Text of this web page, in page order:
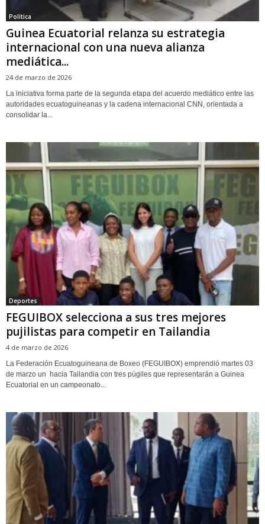
Política
Guinea Ecuatorial relanza su estrategia
internacional con una nueva alianza
mediática...
24 de marzo de 2026
La iniciativa forma parte de la segunda etapa del acuerdo mediático entre las
autoridades ecuatoguineanas y la cadena internacional CNN, orientada a
consolidar la...
Deportes
FEGUIBOX selecciona a sus tres mejores
pujilistas para competir en Tailandia
4 de marzo de 2026
La Federación Ecuatoguineana de Boxeo (FEGUIBOX) emprendió martes 03
de marzo un hacia Tailandia con tres púgiles que representarán a Guinea
Ecuatorial en un campeonato...